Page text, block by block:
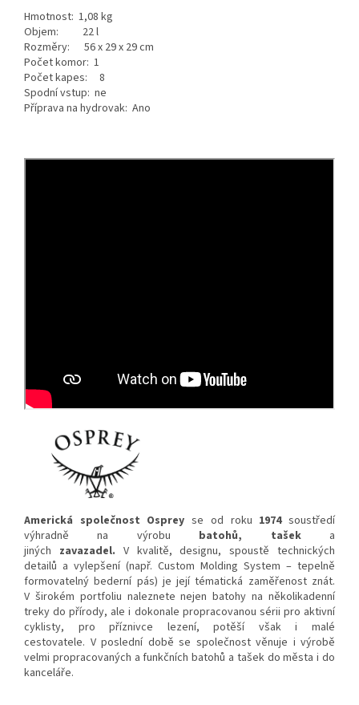
Hmotnost: 1,08 kg
Objem: 22 l
Rozměry: 56 x 29 x 29 cm
Počet komor: 1
Počet kapes: 8
Spodní vstup: ne
Příprava na hydrovak: Ano
Americká společnost Osprey se od roku 1974soustředí
výhradně na výrobu
batohů, tašek
a
jiných zavazadel. V kvalitě, designu, spoustě technických
detailů a vylepšení (např. Custom Molding System – tepelně
formovatelný bederní pás) je její tématická zaměřenost znát.
V širokém portfoliu naleznete nejen batohy na několikadenní
treky do přírody, ale i dokonale propracovanou sérii pro aktivní
cyklisty, pro příznivce lezení, potěší však i malé
cestovatele. V poslední době se společnost věnuje i výrobě
velmi propracovaných a funkčních batohů a tašek do města i do
kanceláře.